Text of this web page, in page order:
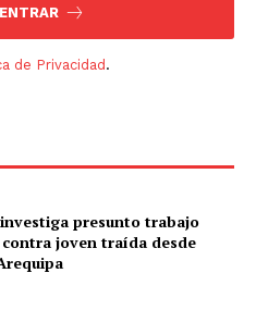
de Privacidad.
presunto trabajo
joven traída desde